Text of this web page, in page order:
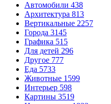
Автомобили 438
Архитектура 813
Вертикальные 2257
Города 3145
Графика 515
Для детей 296
Другое 777
Еда 5733
Животные 1599
Интерьер 598
Картины 3519